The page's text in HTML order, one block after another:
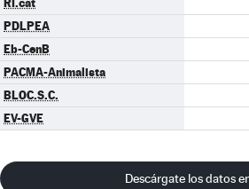
PDLPEA
Eb-CenB
PACMA-Animalista
BLOC.S.C.
EV-GVE
Descárgate los datos